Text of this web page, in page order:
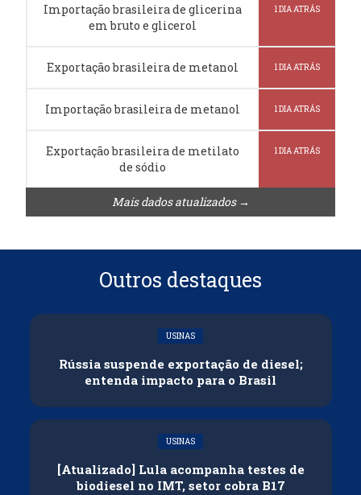
Importação brasileira de glicerina
em bruto e glicerol
1 DIA ATRÁS
Exportação brasileira de metanol 1 DIA ATRÁS
Importação brasileira de metanol 1 DIA ATRÁS
Exportação brasileira de metilato
de sódio
1 DIA ATRÁS
Mais dados atualizados →
Outros destaques
USINAS
Rússia suspende exportação de diesel;
entenda impacto para o Brasil
USINAS
[Atualizado] Lula acompanha testes de
biodiesel no IMT, setor cobra B17